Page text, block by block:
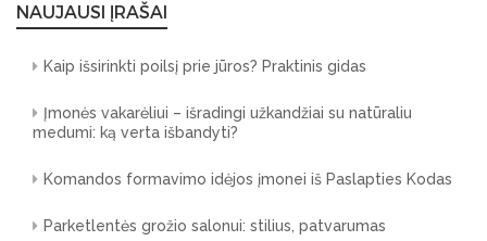
NAUJAUSI ĮRAŠAI
Kaip išsirinkti poilsį prie jūros? Praktinis gidas
Įmonės vakarėliui – išradingi užkandžiai su natūraliu
medumi: ką verta išbandyti?
Komandos formavimo idėjos įmonei iš Paslapties Kodas
Parketlentės grožio salonui: stilius, patvarumas